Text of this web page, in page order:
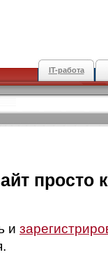
IT-работа
просто
и